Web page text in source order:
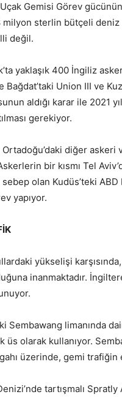
Gemisi Görev
milyon sterlin bütçeli
değil.
yaklaşık 400 İngiliz
Bağdat’taki Union III ve
aldığı karar ile 2021
gerekiyor.
diğer askeri
bir kısmı Tel
sebep olan Kudüs’teki
yapıyor.
yükselişi
inanmaktadır.
Sembawang limanında
üs olarak kullanıyor.
üzerinde, gemi trafiğin
tartışmalı